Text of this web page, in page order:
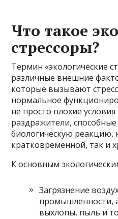
Что такое
стрессоры?
Термин «экологические
различные внешние
которые вызывают
нормальное
не просто плохие
раздражители,
биологическую реакцию,
кратковременной, так и
К основным
Загрязнение
промышленности,
выхлопы, пыль и